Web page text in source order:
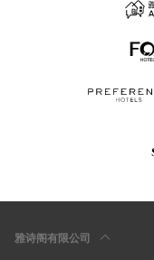
雅诗阁有限公司